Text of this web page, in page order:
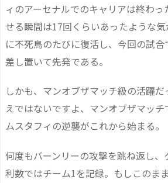
ィのアーセナルでのキャリアは終わ
せる瞬間は17回くらいあったような
に不死鳥のたびに復活し、今回の試
差し置いて先発である。
しかも、マンオブザマッチ級の活躍
えではないですよ、マンオブザマッ
ムスタフィの逆襲がこれから始まる。
何度もバーンリーの攻撃を跳ね返し
利数ではチーム1を記録。もしこのま